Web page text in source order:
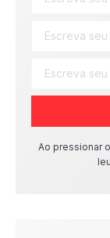
Ao pressionar